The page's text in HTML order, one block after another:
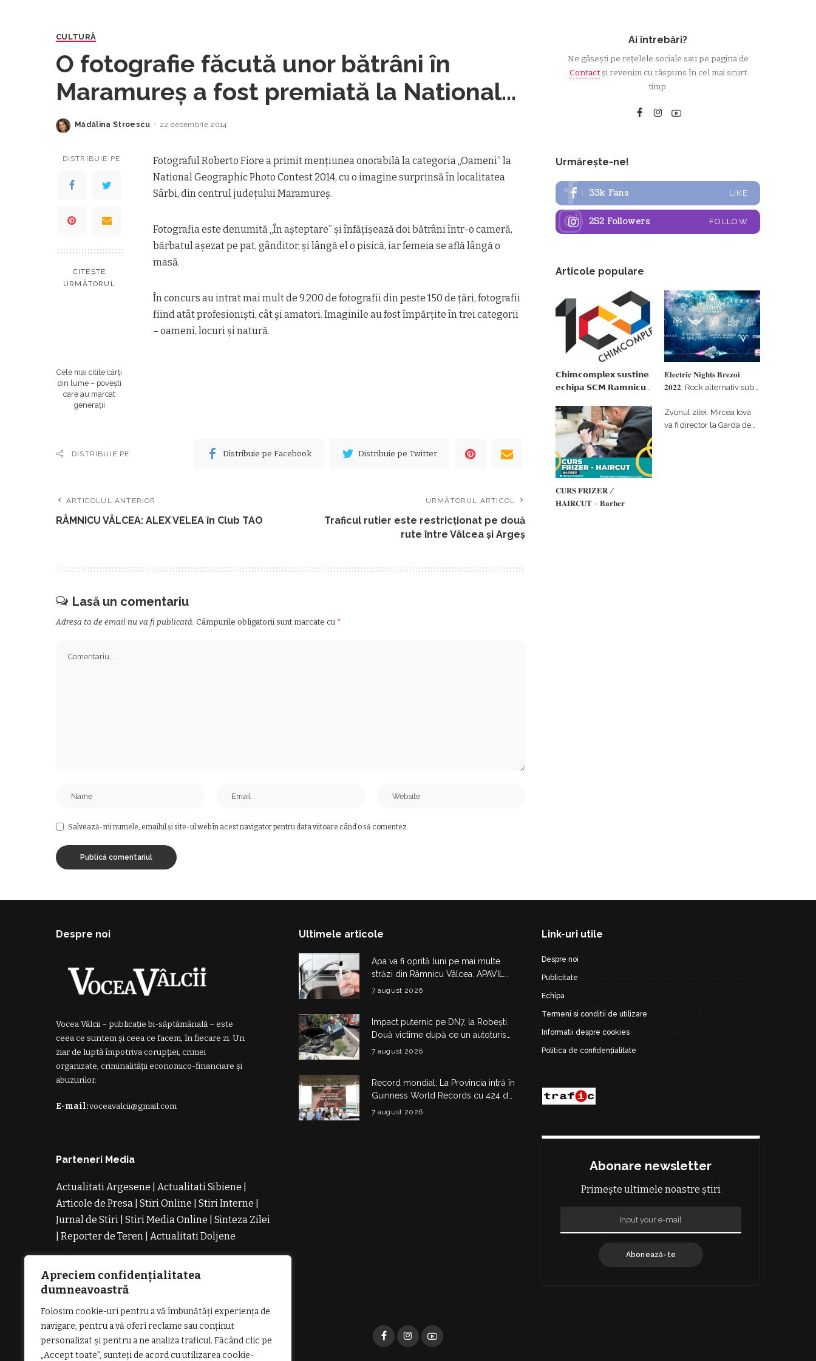
Apreciem confidențialitatea
dumneavoastră
Folosim cookie-uri pentru a vă îmbunătăți experiența de
navigare, pentru a vă oferi reclame sau conținut
personalizat și pentru a ne analiza traficul. Făcând clic pe
„Accept toate”, sunteți de acord cu utilizarea cookie-
CULTURĂ
O fotografie făcută unor bătrâni în
Maramureş a fost premiată la National
Geographic Photo Contest 2014
Posted
Mădălina Stroescu 22 decembrie 2014
DISTRIBUIE PE
CITEȘTE
URMĂTORUL
Cele mai citite cărți
din lume – povești
care au marcat
generații
Fotograful Roberto Fiore a primit menţiunea onorabilă la categoria „Oameni” la
National Geographic Photo Contest 2014, cu o imagine surprinsă în localitatea
Sârbi, din centrul judeţului Maramureş.
Fotografia este denumită „În aşteptare” şi înfăţişează doi bătrâni într-o cameră,
bărbatul aşezat pe pat, gânditor, şi lângă el o pisică, iar femeia se află lângă o
masă.
În concurs au intrat mai mult de 9.200 de fotografii din peste 150 de ţări, fotografii
fiind atât profesionişti, cât şi amatori. Imaginile au fost împărţite în trei categorii
– oameni, locuri şi natură.
DISTRIBUIE PE Distribuie pe Facebook Distribuie pe Twitter
ARTICOLUL ANTERIOR
RÂMNICU VÂLCEA: ALEX VELEA în Club TAO
URMĂTORUL ARTICOL
Traficul rutier este restricţionat pe două
rute între Vâlcea şi Argeş
Lasă un comentariu
Adresa ta de email nu va fi publicată. Câmpurile obligatorii sunt marcate cu *
Salvează-mi numele, emailul și site-ul web în acest navigator pentru data viitoare când o să comentez.
Ai întrebări?
Ne găsești pe rețelele sociale sau pe pagina de
Contactși revenim cu răspuns în cel mai scurt
timp.
Urmărește-ne!
33k Fans LIKE
252 Followers FOLLOW
Articole populare
𝗖𝗵𝗶𝗺𝗰𝗼𝗺𝗽𝗹𝗲𝘅 𝘀𝘂𝘀𝘁𝗶𝗻𝗲
𝗲𝗰𝗵𝗶𝗽𝗮 𝗦𝗖𝗠 𝗥𝗮𝗺𝗻𝗶𝗰𝘂
𝗽𝗮𝗿𝘁𝗲𝗻𝗲𝗿 𝗳𝗶𝗻𝗮𝗻𝘁𝗮𝘁𝗼𝗿
𝐄𝐥𝐞𝐜𝐭𝐫𝐢𝐜 𝐍𝐢𝐠𝐡𝐭𝐬 𝐁𝐫𝐞𝐳𝐨𝐢
𝟐𝟎𝟐𝟐. Rock alternativ sub
#𝐁𝐫𝐞𝐳𝐨𝐢𝐮𝐥𝐋𝐮𝐦𝐢𝐢
𝐂𝐔𝐑𝐒 𝐅𝐑𝐈𝐙𝐄𝐑 /
𝐇𝐀𝐈𝐑𝐂𝐔𝐓 – 𝐁𝐚𝐫𝐛𝐞𝐫
Zvonul zilei: Mircea Iova
va fi director la Garda de
Despre noi
Vocea Vâlcii – publicație bi-săptămânală – este
ceea ce suntem și ceea ce facem, în fiecare zi. Un
ziar de luptă împotriva corupției, crimei
organizate, criminalității economico-financiare și
abuzurilor.
E-mail:voceavalcii@gmail.com
Parteneri Media
Actualitati Argesene Actualitati Sibiene
Articole de Presa
Stiri Online Stiri Interne
Jurnal de Stiri
Stiri Media Online
Sinteza Zilei
Reporter de Teren Actualitati Doljene
NoiRochii de RevelionRochii de BanchetRochii
de Cununie
Magazin de Rochii
Comanda Rochii de Seara
Ultimele articole
Apa va fi oprită luni pe mai multe
străzi din Râmnicu Vâlcea. APAVIL
anunță lucrări la rețeaua de
7 august 2026
Impact puternic pe DN7, la Robești.
Două victime după ce un autoturism
a intrat într-un cap de pod
7 august 2026
Record mondial: La Provincia intră în
Guinness World Records cu 424 de
kilograme de aripioare de pui servite
7 august 2026
Link-uri utile
Despre noi
Publicitate
Echipa
Termeni si conditii de utilizare
Informatii despre cookies
Politica de confidențialitate
Abonare newsletter
Primește ultimele noastre știri
Abonează-te